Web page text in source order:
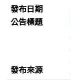
發布日期
公告標題
發布來源